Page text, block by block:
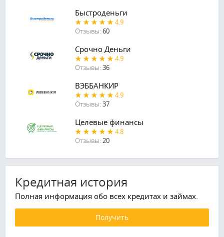
Быстроденьги
4.9
Отзывы:60
Срочно Деньги
4.9
Отзывы:36
ВЭББАНКИР
4.9
Отзывы:37
Целевые финансы
4.8
Отзывы:20
Кредитная история
Полная информация обо всех кредитах и займах.
Получить